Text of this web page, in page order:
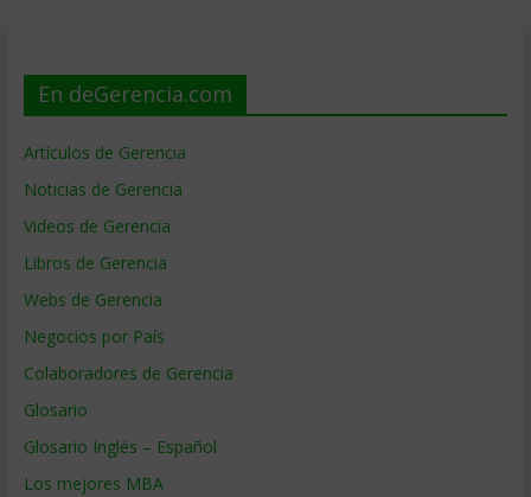
En deGerencia.com
Artículos de Gerencia
Noticias de Gerencia
Videos de Gerencia
Libros de Gerencia
Webs de Gerencia
Negocios por País
Colaboradores de Gerencia
Glosario
Glosario Inglés – Español
Los mejores MBA